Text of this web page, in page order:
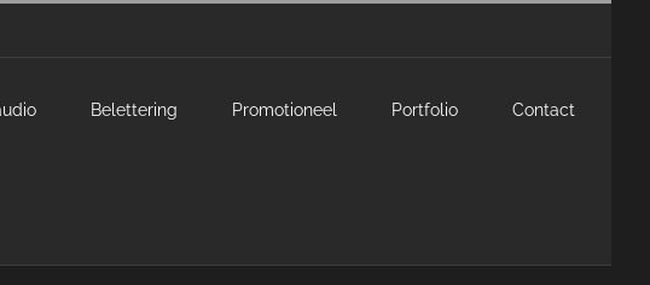
Belettering Promotioneel Portfolio Contact